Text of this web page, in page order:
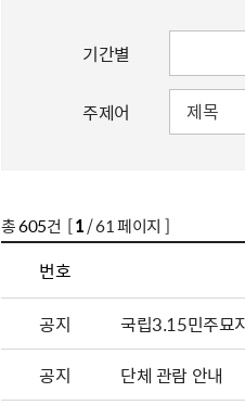
기간별
주제어
총605건 [1/ 61 페이지 ]
번호
공지
국립3.15민주묘
공지
단체 관람 안내